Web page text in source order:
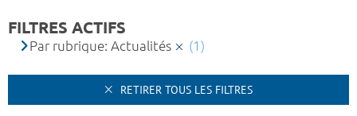
FILTRES ACTIFS
Par rubrique: Actualités (1)
RETIRER TOUS LES FILTRES